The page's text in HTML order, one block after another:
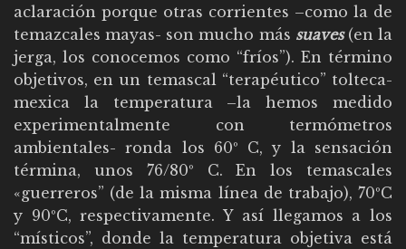
aclaración porque otras corrientes –como la de
temazcales mayas- son mucho más suaves(en la
jerga, los conocemos como “fríos”). En término
objetivos, en un temascal “terapéutico” tolteca-
mexica la temperatura –la hemos medido
experimentalmente con termómetros
ambientales- ronda los 60º C, y la sensación
términa, unos 76/80º C. En los temascales
«guerreros” (de la misma línea de trabajo), 70ºC
y 90ºC, respectivamente. Y así llegamos a los
“místicos”, donde la temperatura objetiva está